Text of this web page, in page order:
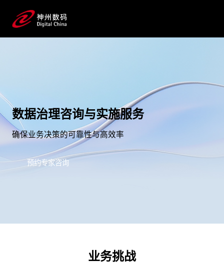
数据治理咨询与实施服务
确保业务决策的可靠性与高效率
预约专家咨询
业务挑战